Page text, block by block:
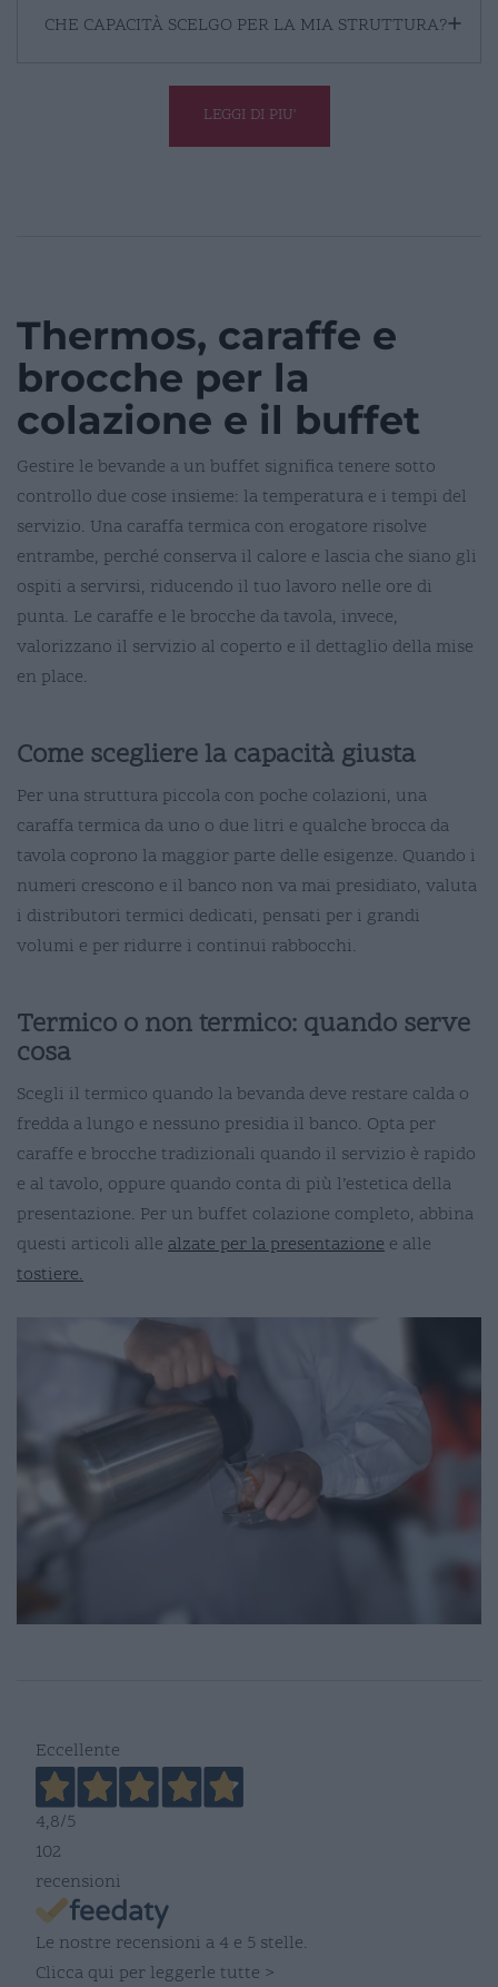
CHE CAPACITÀ SCELGO PER LA MIA STRUTTURA?
LEGGI DI PIU'
Thermos, caraffe e
brocche per la
colazione e il buffet
Gestire le bevande a un buffet significa tenere sotto
controllo due cose insieme: la temperatura e i tempi del
servizio. Una caraffa termica con erogatore risolve
entrambe, perché conserva il calore e lascia che siano gli
ospiti a servirsi, riducendo il tuo lavoro nelle ore di
punta. Le caraffe e le brocche da tavola, invece,
valorizzano il servizio al coperto e il dettaglio della mise
en place.
Come scegliere la capacità giusta
Per una struttura piccola con poche colazioni, una
caraffa termica da uno o due litri e qualche brocca da
tavola coprono la maggior parte delle esigenze. Quando i
numeri crescono e il banco non va mai presidiato, valuta
i distributori termici dedicati, pensati per i grandi
volumi e per ridurre i continui rabbocchi.
Termico o non termico: quando serve
cosa
Scegli il termico quando la bevanda deve restare calda o
fredda a lungo e nessuno presidia il banco. Opta per
caraffe e brocche tradizionali quando il servizio è rapido
e al tavolo, oppure quando conta di più l’estetica della
presentazione. Per un buffet colazione completo, abbina
questi articoli alle alzate per la presentazione e alle
tostiere.
Eccellente
4,8/5
102
recensioni
Le nostre recensioni a 4 e 5 stelle.
Clicca qui per leggerle tutte >